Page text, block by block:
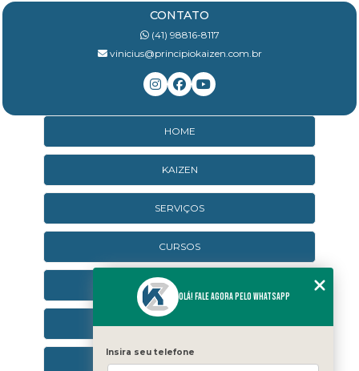
CONTATO
(41) 98816-8117
vinicius@principiokaizen.com.br
HOME
KAIZEN
SERVIÇOS
CURSOS
CURSOS ONLINE
CONTATO
Olá! Fale agora pelo WhatsApp
Insira seu telefone